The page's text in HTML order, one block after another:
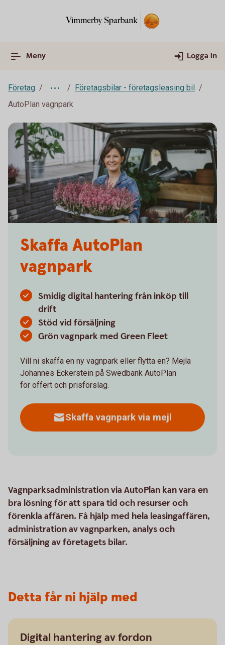
Meny Logga in
Företag
Företagsbilar - företagsleasing bil
AutoPlan vagnpark
Skaffa AutoPlan
vagnpark
Smidig digital hantering från inköp till
drift
Stöd vid försäljning
Grön vagnpark med Green Fleet
Vill ni skaffa en ny vagnpark eller flytta en? Mejla
Johannes Eckerstein på Swedbank AutoPlan
för offert och prisförslag.
Skaffa vagnpark via mejl
Vagnparksadministration via AutoPlan kan vara en
bra lösning för att spara tid och resurser och
förenkla affären. Få hjälp med hela leasingaffären,
administration av vagnparken, analys och
försäljning av företagets bilar.
Detta får ni hjälp med
Digital hantering av fordon